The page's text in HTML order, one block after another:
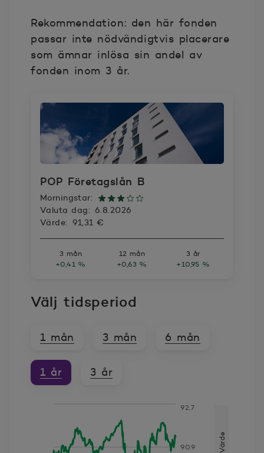
Rekommendation: den här fonden
passar inte nödvändigtvis placerare
som ämnar inlösa sin andel av
fonden inom 3 år.
POP Företagslån B
Morningstar:
Valuta dag: 6.8.2026
Värde: 91,31 €
3 mån
+0,41 %
12 mån
+0,63 %
3 år
+10,95 %
Välj tidsperiod
1 mån 3 mån 6 mån
1 år 3 år
Värde
2025-08-11 90.592 90.9
92.7
Värde